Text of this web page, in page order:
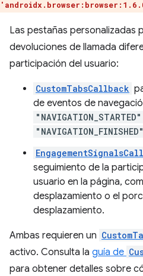
Las pestañas personalizadas
devoluciones de llamada
participación del usuario:
CustomTabsCallback
de eventos de
"NAVIGATION_STARTED"
"NAVIGATION_FINISHED"
seguimiento de la
usuario en la página,
desplazamiento o el
desplazamiento.
Ambas requieren un
activo. Consulta la guía de
para obtener detalles sobre